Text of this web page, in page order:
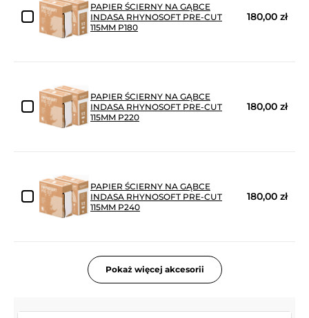
PAPIER ŚCIERNY NA GĄBCE
INDASA RHYNOSOFT PRE-CUT
115MM P180
180,00 zł
PAPIER ŚCIERNY NA GĄBCE
INDASA RHYNOSOFT PRE-CUT
115MM P220
180,00 zł
PAPIER ŚCIERNY NA GĄBCE
INDASA RHYNOSOFT PRE-CUT
115MM P240
180,00 zł
Pokaż więcej akcesorii